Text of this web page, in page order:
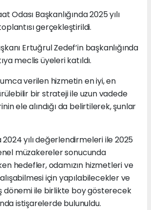
Odası Başkanlığında 2025 yılı
gerçekleştirildi.
Ertuğrul Zedef’in başkanlığında
meclis üyeleri katıldı.
verilen hizmetin en iyi, en
bir strateji ile uzun vadede
ele alındığı da belirtilerek, şunlar
2024 yılı değerlendirmeleri ile 2025
müzakereler sonucunda
hedefler, odamızın hizmetleri ve
için yapılabilecekler ve
dönemi ile birlikte boy gösterecek
istişarelerde bulunuldu.